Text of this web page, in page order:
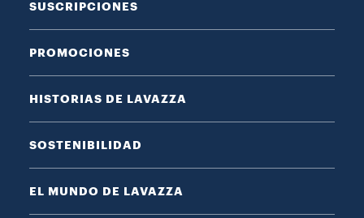
SUSCRIPCIONES
PROMOCIONES
HISTORIAS DE LAVAZZA
SOSTENIBILIDAD
EL MUNDO DE LAVAZZA